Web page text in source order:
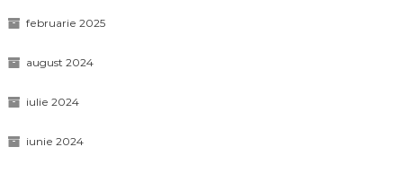
februarie 2025
august 2024
iulie 2024
iunie 2024